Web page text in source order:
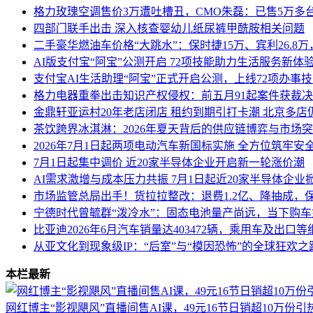
格力玫瑰空调售价3万遭吐槽丑，CMO朱磊：已售5万多
四部门联手出击 深入核查婴幼儿纸尿裤甲酰胺相关问题
二手豪华燃油车价格“大跳水”：保时捷15万、宾利26.8
AI版支付宝“阿宝”公测开启 72项技能助力生活服务新体
支付宝AI生活助理“阿宝”正式开启公测，上线72项办事
格力电器重拳出击知识产权侵权：前五月91起案件获裁
金鼎轩亚运村20年老店闭店 租约到期引打卡潮 北京多店
茶饮跨界冰淇淋：2026年夏天背后的供应链博弈与市场
2026年7月1日起两项电动汽车新国标实施 全方位筑牢安
7月1日起集中调价 近20家半导体企业开启新一轮涨价潮
AI需求激增与成本压力共振 7月1日起近20家半导体企业
市场监管总局出手！货拉拉整改：退费1.2亿、降抽成，
宁德时代曾毓群“泼冷水”：固态电池量产尚远，当下购
比亚迪2026年6月汽车销量达403472辆，乘用车及出口
从亚文化到现象级IP：“后室”与“模因恐怖”的全球狂欢之
本栏最新
网红博主“影视飓风”直播间售AI课，49元16节日销超10万份引